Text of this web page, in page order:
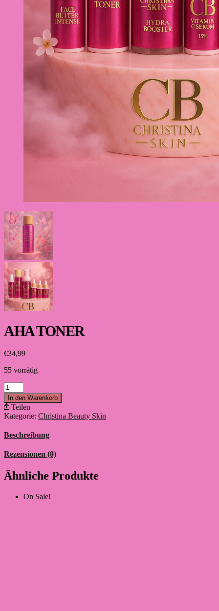
AHA TONER
€34,99
55 vorrätig
AHA
Toner
Menge
In den Warenkorb
Teilen
Kategorie: Christina Beauty Skin
Beschreibung
Rezensionen (0)
Ähnliche Produkte
On Sale!